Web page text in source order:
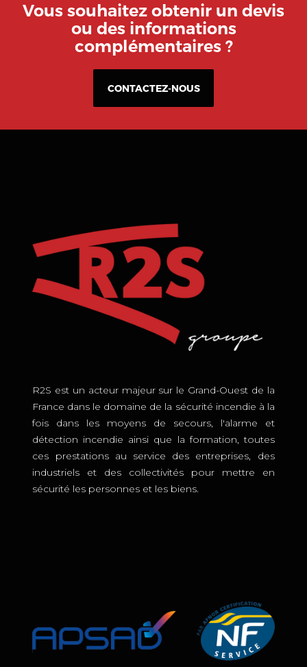
Vous souhaitez obtenir un devis
ou des informations
complémentaires ?
CONTACTEZ-NOUS
R2S est un acteur majeur sur le Grand-Ouest de la
France dans le domaine de la sécurité incendie à la
fois dans les moyens de secours, l'alarme et
détection incendie ainsi que la formation, toutes
ces prestations au service des entreprises, des
industriels et des collectivités pour mettre en
sécurité les personnes et les biens.